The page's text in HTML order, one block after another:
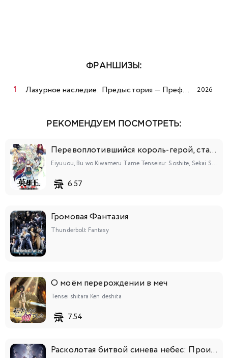
ФРАНШИЗЫ:
Лазурное наследие: Предыстория — Префектура Дуннин летом 2026
РЕКОМЕНДУЕМ ПОСМОТРЕТЬ:
Перевоплотившийся король-герой, ставший самой сильной ученицей рыцаря
Eiyuuou, Bu wo Kiwameru Tame Tenseisu: Soshite, Sekai Saikyou no Minarai Kishi♀
6.57
Громовая Фантазия
Thunderbolt Fantasy
О моём перерождении в меч
Tensei shitara Ken deshita
7.54
Расколотая битвой синева небес: Происхождение